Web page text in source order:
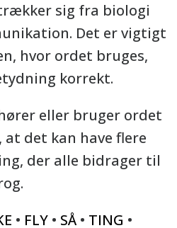
sig fra biologi
Det er vigtigt
hvor ordet bruges,
korrekt.
eller bruger ordet
det kan have flere
der alle bidrager til
• FLY • SÅ • TING •